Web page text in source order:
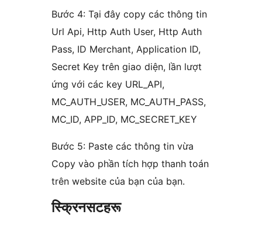
Bước 4: Tại đây copy các thông tin
Url Api, Http Auth User, Http Auth
Pass, ID Merchant, Application ID,
Secret Key trên giao diện, lần lượt
ứng với các key URL_API,
MC_AUTH_USER, MC_AUTH_PASS,
MC_ID, APP_ID, MC_SECRET_KEY
Bước 5: Paste các thông tin vừa
Copy vào phần tích hợp thanh toán
trên website của bạn của bạn.
स्क्रिनसटहरू